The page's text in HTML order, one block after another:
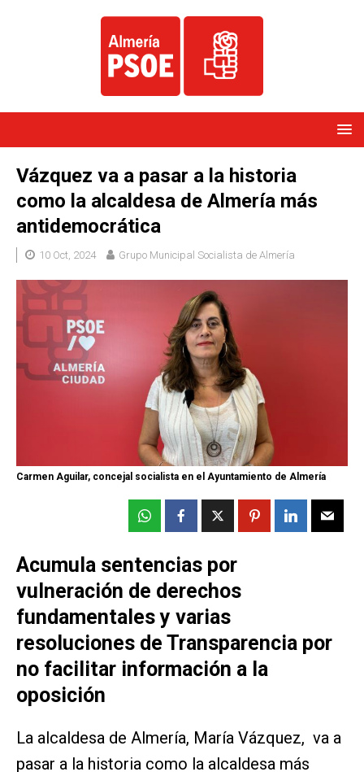
Vázquez va a pasar a la historia
como la alcaldesa de Almería más
antidemocrática
10 Oct, 2024 Grupo Municipal Socialista de Almería
Carmen Aguilar, concejal socialista en el Ayuntamiento de Almería
Acumula sentencias por
vulneración de derechos
fundamentales y varias
resoluciones de Transparencia por
no facilitar información a la
oposición
La alcaldesa de Almería, María Vázquez, va a
pasar a la historia como la alcaldesa más